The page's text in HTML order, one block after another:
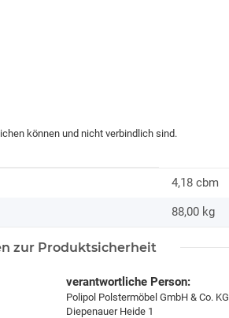
können und nicht verbindlich sind.
4,18 cbm
88,00 kg
zur Produktsicherheit
verantwortliche Person:
Polipol Polstermöbel GmbH & Co. KG
Diepenauer Heide 1